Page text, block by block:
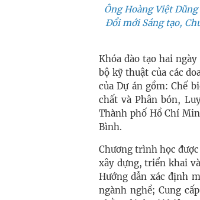
Ông Hoàng Việt
Đổi mới Sáng tạo,
Khóa đào tạo hai
bộ kỹ thuật của các
của Dự án gồm: Chế
chất và Phân bón,
Thành phố Hồ Chí
Bình.
Chương trình học
xây dựng, triển khai
Hướng dẫn xác định
ngành nghề; Cung